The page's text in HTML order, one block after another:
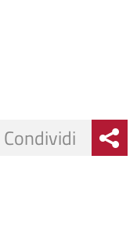
Condividi